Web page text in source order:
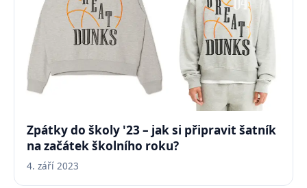
Zpátky do školy '23 – jak si připravit šatník
na začátek školního roku?
4. září 2023